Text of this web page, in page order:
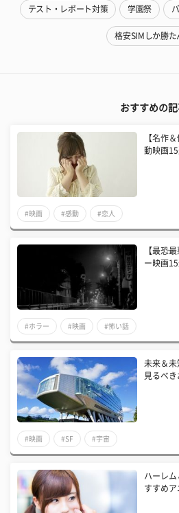
テスト・レポート対策 学園祭
格安SIMしか勝た
おすすめの
【名作
動映画
#映画 #感動 #恋人
【最恐
ー映画
#ホラー #映画 #怖い話
未来＆未
見るべ
#映画 #SF #宇宙
ハーレ
すすめ